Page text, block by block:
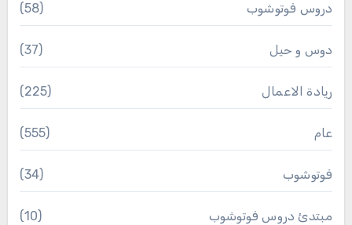
دروس فوتوشوب (58)
دوس و حيل (37)
ريادة الاعمال (225)
عام (555)
فوتوشوب (34)
مبتدئ دروس فوتوشوب (10)